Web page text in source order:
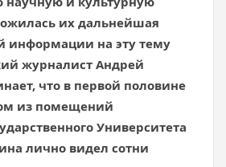
их дальнейшая
информации на эту тему
журналист Андрей
что в первой половине
из помещений
Университета
лично видел сотни